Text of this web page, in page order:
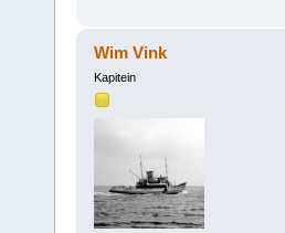
Wim Vink
Kapitein